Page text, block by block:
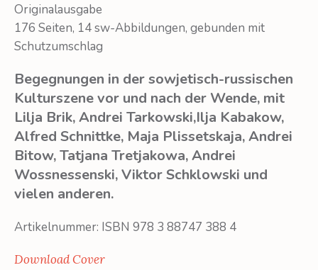
Originalausgabe
176 Seiten, 14 sw-Abbildungen, gebunden mit
Schutzumschlag
Begegnungen in der sowjetisch-russischen
Kulturszene vor und nach der Wende, mit
Lilja Brik, Andrei Tarkowski,Ilja Kabakow,
Alfred Schnittke, Maja Plissetskaja, Andrei
Bitow, Tatjana Tretjakowa, Andrei
Wossnessenski, Viktor Schklowski und
vielen anderen.
Artikelnummer: ISBN 978 3 88747 388 4
Download Cover